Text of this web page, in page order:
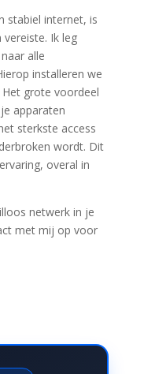
stabiel internet, is
vereiste. Ik leg
alle
installeren we
Het grote voordeel
je apparaten
sterkste access
wordt. Dit
overal in
netwerk in je
met mij op voor